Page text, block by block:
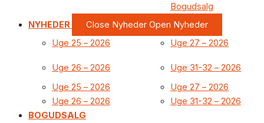
Bogudsalg
NYHEDER
Close Nyheder Open Nyheder
Uge 25 – 2026
Uge 26 – 2026
Uge 27 – 2026
Uge 31-32 – 2026
Uge 25 – 2026
Uge 26 – 2026
Uge 27 – 2026
Uge 31-32 – 2026
BOGUDSALG